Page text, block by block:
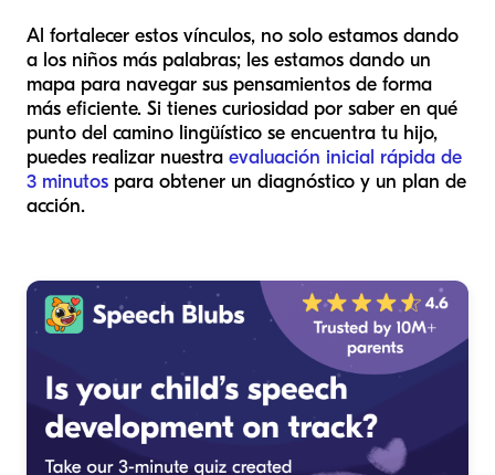
Al fortalecer estos vínculos, no solo estamos dando
a los niños más palabras; les estamos dando un
mapa para navegar sus pensamientos de forma
más eficiente. Si tienes curiosidad por saber en qué
punto del camino lingüístico se encuentra tu hijo,
puedes realizar nuestra evaluación inicial rápida de
3 minutos para obtener un diagnóstico y un plan de
acción.